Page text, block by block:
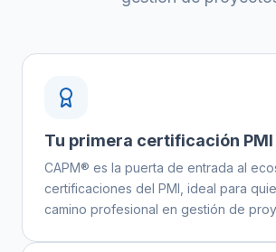
Tu primera certificación PMI
CAPM® es la puerta de entrada al
certificaciones del PMI, ideal para
camino profesional en gestión de